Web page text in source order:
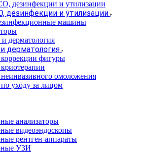
дезинфекции и утилизации
машины
дерматология
фигуры
омоложения
уходу за лицом
анализаторы
видеоэндоскопы
рентген-аппараты
УЗИ